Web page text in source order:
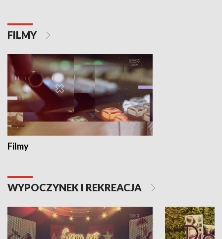
FILMY
Filmy
WYPOCZYNEK I REKREACJA